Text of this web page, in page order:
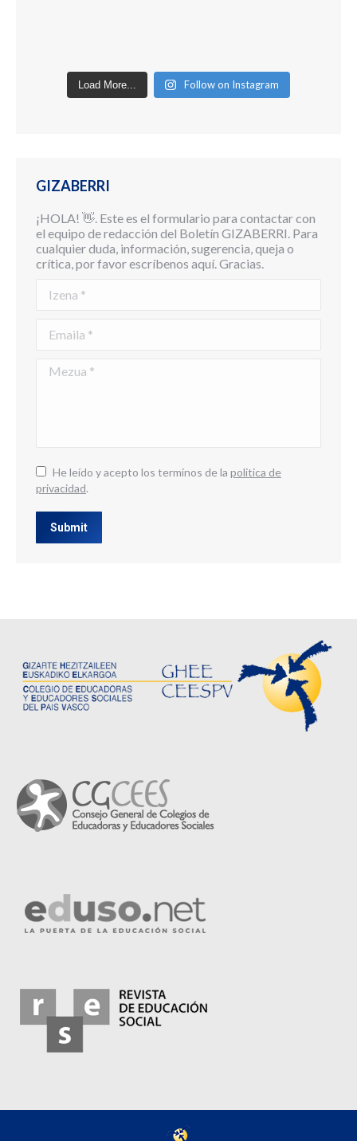
Load More... Follow on Instagram
GIZABERRI
¡HOLA! 👋. Este es el formulario para contactar con
el equipo de redacción del Boletín GIZABERRI. Para
cualquier duda, información, sugerencia, queja o
crítica, por favor escríbenos aquí. Gracias.
Mezua *
He leído y acepto los terminos de la politica de
privacidad.
Submit